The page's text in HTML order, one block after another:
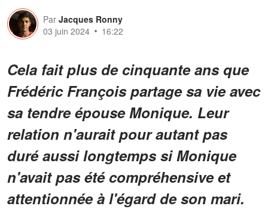
Par Jacques Ronny
03 juin 2024
16:22
Cela fait plus de cinquante ans que
Frédéric François partage sa vie avec
sa tendre épouse Monique. Leur
relation n'aurait pour autant pas
duré aussi longtemps si Monique
n'avait pas été compréhensive et
attentionnée à l'égard de son mari.